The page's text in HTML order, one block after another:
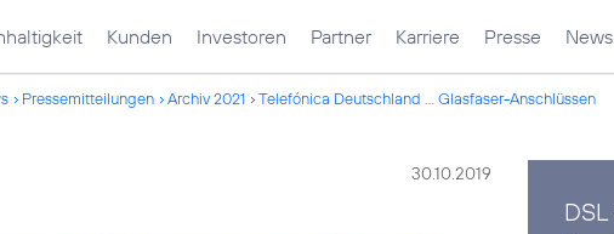
Kunden Investoren Partner Karriere Presse News
Pressemitteilungen Archiv 2021 Telefónica Deutschland ... Glasfaser-Anschlüssen
30.10.2019